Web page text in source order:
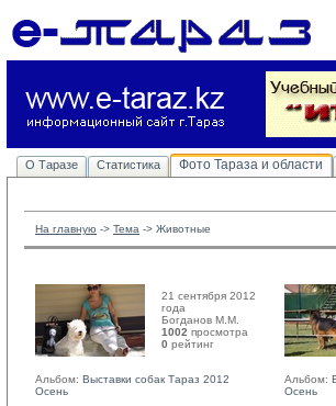
О Таразе Статистика Фото Тараза и области
На главную -> Тема -> Животные
21 сентября 2012
года
Богданов М.М.
1002 просмотра
0 рейтинг
Альбом: Выставки собак Тараз 2012
Осень
Альбом:
Осень